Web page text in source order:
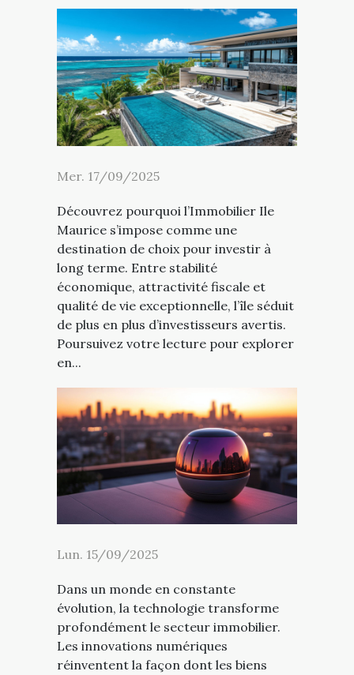
Mer. 17/09/2025
Découvrez pourquoi l’Immobilier Ile
Maurice s’impose comme une
destination de choix pour investir à
long terme. Entre stabilité
économique, attractivité fiscale et
qualité de vie exceptionnelle, l’île séduit
de plus en plus d’investisseurs avertis.
Poursuivez votre lecture pour explorer
en...
Lun. 15/09/2025
Dans un monde en constante
évolution, la technologie transforme
profondément le secteur immobilier.
Les innovations numériques
réinventent la façon dont les biens